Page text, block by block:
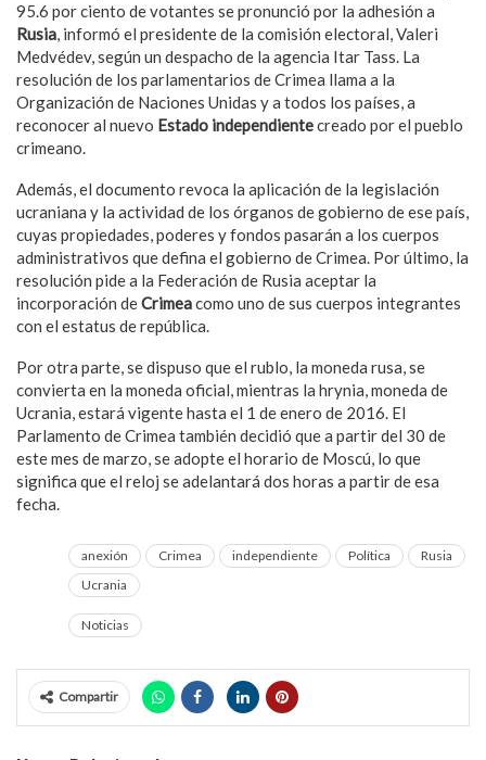
95.6 por ciento de votantes se pronunció por la adhesión a
Rusia, informó el presidente de la comisión electoral, Valeri
Medvédev, según un despacho de la agencia Itar Tass. La
resolución de los parlamentarios de Crimea llama a la
Organización de Naciones Unidas y a todos los países, a
reconocer al nuevo Estado independientecreado por el pueblo
crimeano.
Además, el documento revoca la aplicación de la legislación
ucraniana y la actividad de los órganos de gobierno de ese país,
cuyas propiedades, poderes y fondos pasarán a los cuerpos
administrativos que defina el gobierno de Crimea. Por último, la
resolución pide a la Federación de Rusia aceptar la
incorporación deCrimeacomo uno de sus cuerpos integrantes
con el estatus de república.
Por otra parte, se dispuso que el rublo, la moneda rusa, se
convierta en la moneda oficial, mientras la hrynia, moneda de
Ucrania, estará vigente hasta el 1 de enero de 2016. El
Parlamento de Crimea también decidió que a partir del 30 de
este mes de marzo, se adopte el horario de Moscú, lo que
significa que el reloj se adelantará dos horas a partir de esa
fecha.
anexión Crimea independiente Política
Rusia
Ucrania
Noticias
Compartir